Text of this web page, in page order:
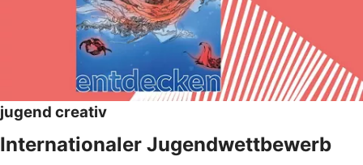
jugend creativ
Internationaler Jugendwettbewerb